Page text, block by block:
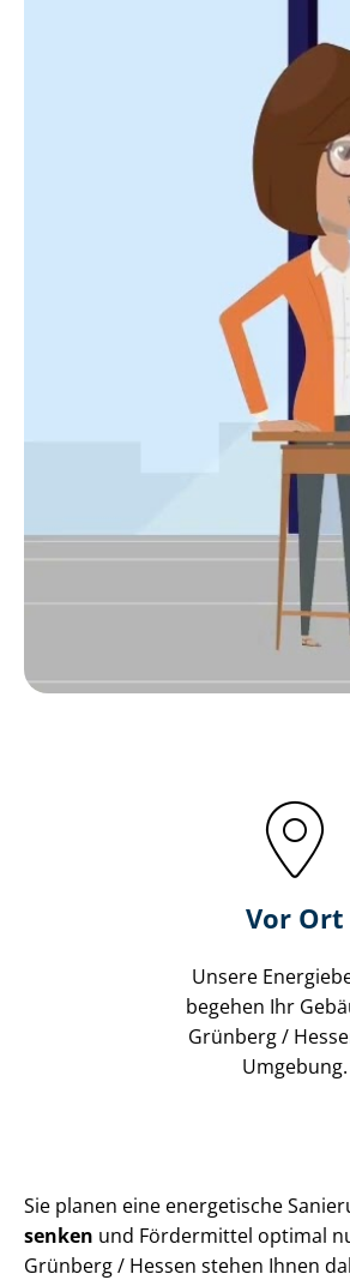
Vor Ort
Unsere
begehen Ihr
Grünberg /
Umgebung.
Sie planen eine energetische
senken und Fördermittel optimal
Grünberg / Hessen stehen Ihnen